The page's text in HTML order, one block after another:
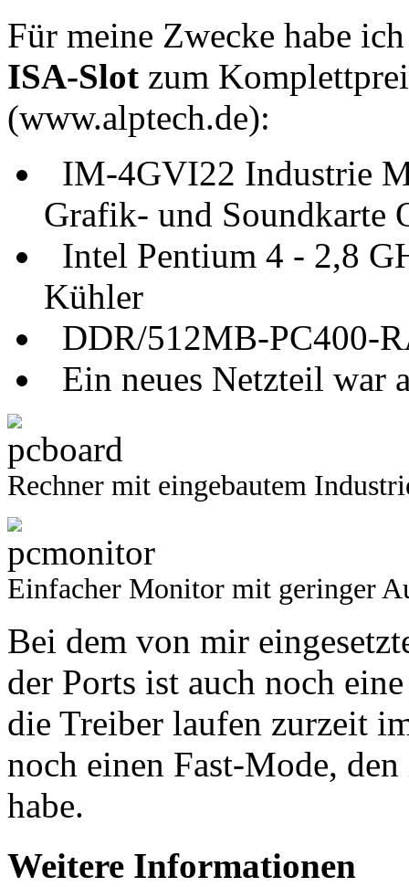
Für meine Zwecke habe
ISA-Slot zum
(www.alptech.de):
IM-4GVI22 Industrie
Grafik- und Soundkarte
Intel Pentium 4 - 2,8
Kühler
DDR/512MB-PC400-
Ein neues Netzteil war
Rechner mit eingebautem
Einfacher Monitor mit geringer
Bei dem von mir
der Ports ist auch noch
die Treiber laufen zurzeit
noch einen Fast-Mode,
habe.
Weitere Informationen